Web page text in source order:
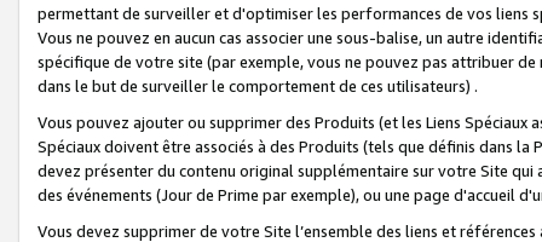
permettant de surveiller et d'optimiser les performances de vos liens
Vous ne pouvez en aucun cas associer une sous-balise, un autre
spécifique de votre site (par exemple, vous ne pouvez pas attribuer
dans le but de surveiller le comportement de ces utilisateurs) .
Vous pouvez ajouter ou supprimer des Produits (et les Liens
Spéciaux doivent être associés à des Produits (tels que définis dans
devez présenter du contenu original supplémentaire sur votre Site qui
des événements (Jour de Prime par exemple), ou une page d'accueil
Vous devez supprimer de votre Site l’ensemble des liens et